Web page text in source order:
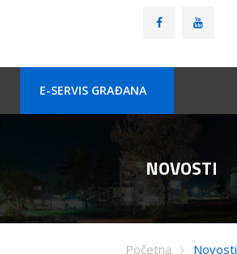
E-SERVIS GRAÐANA
NOVOSTI
Početna Novosti